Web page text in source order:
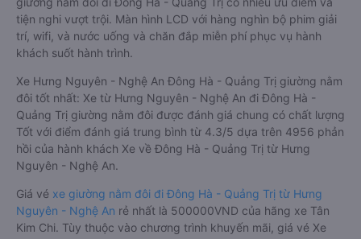
xuất hiện tại Việt Nam. Loại xe giường nằm đôi ra đời nhằm
đáp ứng yêu cầu ngày càng cao của khách hàng về chất
lượng dịch vụ vận tải. So với xe giường nằm thông thường, xe
giường nằm đôi đi Đông Hà - Quảng Trị có nhiều ưu điểm và
tiện nghi vượt trội. Màn hình LCD với hàng nghìn bộ phim giải
trí, wifi, và nước uống và chăn đắp miễn phí phục vụ hành
khách suốt hành trình.
Xe Hưng Nguyên - Nghệ An Đông Hà - Quảng Trị giường nằm
đôi tốt nhất: Xe từ Hưng Nguyên - Nghệ An đi Đông Hà -
Quảng Trị giường nằm đôi được đánh giá chung có chất lượng
Tốt với điểm đánh giá trung bình từ 4.3/5 dựa trên 4956 phản
hồi của hành khách Xe về Đông Hà - Quảng Trị từ Hưng
Nguyên - Nghệ An.